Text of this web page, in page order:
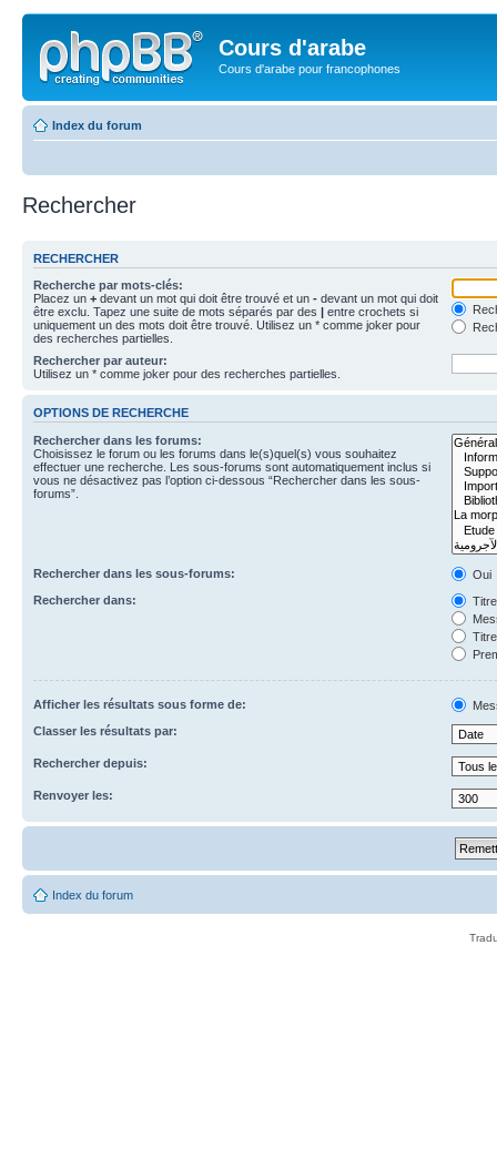
Cours d'arabe
Cours d'arabe pour francophones
Index du forum
Rechercher
RECHERCHER
Recherche par mots-clés:
Placez un + devant un mot qui doit être trouvé et un - devant un mot qui doit
être exclu. Tapez une suite de mots séparés par des | entre crochets si
uniquement un des mots doit être trouvé. Utilisez un * comme joker pour
des recherches partielles.
Rechercher par auteur:
Utilisez un * comme joker pour des recherches partielles.
OPTIONS DE RECHERCHE
Rechercher dans les forums:
Choisissez le forum ou les forums dans le(s)quel(s) vous souhaitez
effectuer une recherche. Les sous-forums sont automatiquement inclus si
vous ne désactivez pas l’option ci-dessous “Rechercher dans les sous-
forums”.
Rechercher dans les sous-forums:
Oui
Rechercher dans:
Afficher les résultats sous forme de:
Classer les résultats par:
Rechercher depuis:
Renvoyer les:
Index du forum